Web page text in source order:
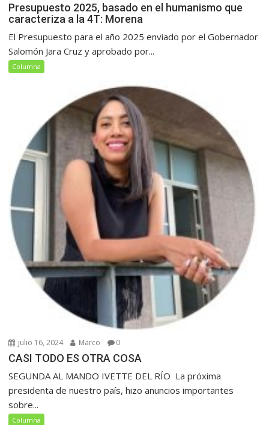
Presupuesto 2025, basado en el humanismo que
caracteriza a la 4T: Morena
El Presupuesto para el año 2025 enviado por el Gobernador
Salomón Jara Cruz y aprobado por...
Columna
julio 16, 2024 Marco 0
CASI TODO ES OTRA COSA
SEGUNDA AL MANDO IVETTE DEL RÍO La próxima
presidenta de nuestro país, hizo anuncios importantes
sobre...
Columna